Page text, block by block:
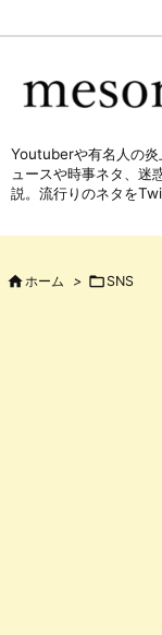
Youtuberや有名人の炎
ュースや時事ネタ、迷
説。流行りのネタを
 ホーム >  SNS